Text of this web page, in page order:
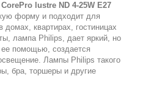
lustre ND 4-25W E27
форму и подходит для
домах, квартирах, гостиницах
лампа Philips, дает яркий, но
помощью, создается
Лампы Philips такого
бра, торшеры и другие